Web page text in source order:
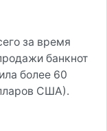
за время
банкнот
более 60
США).